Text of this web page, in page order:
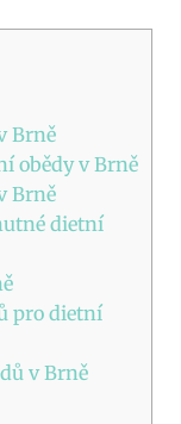
Brně
obědy v ​Brně
Brně
dietní
pro dietní⁢
v Brně